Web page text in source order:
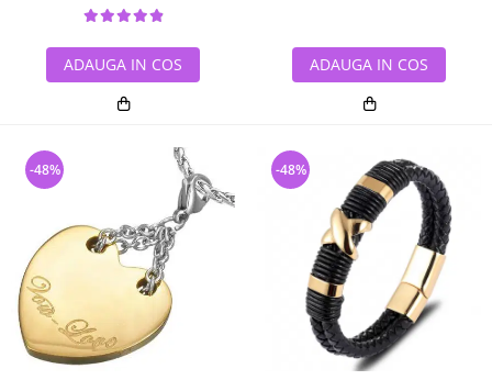
ADAUGA IN COS ADAUGA IN COS
-48% -48%